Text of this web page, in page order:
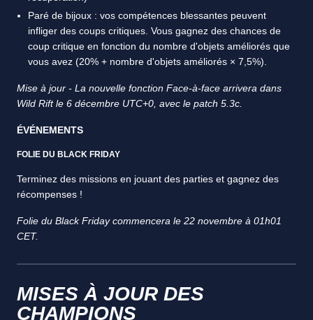
Paré de bijoux : vos compétences blessantes peuvent
infliger des coups critiques. Vous gagnez des chances de
coup critique en fonction du nombre d'objets améliorés que
vous avez (20% + nombre d'objets améliorés × 7,5%).
Mise à jour - La nouvelle fonction Face-à-face arrivera dans
Wild Rift le 6 décembre UTC+0, avec le patch 5.3c.
ÉVÉNEMENTS
FOLIE DU BLACK FRIDAY
Terminez des missions en jouant des parties et gagnez des
récompenses !
Folie du Black Friday commencera le 22 novembre à 01h01
CET.
MISES À JOUR DES
CHAMPIONS